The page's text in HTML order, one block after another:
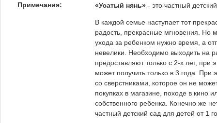
Примечания:
«Усатый нянь» - это частный
В каждой семье наступает тот
радость, прекрасные мгновения. Но
ухода за ребенком нужно время, а
невелики. Необходимо выходить на
предоставляют только с 2-х лет, при
может получить только в 3 года.
со сверстниками, которое он не
покупках в магазине, походе в кино
собственного ребенка. Конечно же
частный детский сад для детей от 1